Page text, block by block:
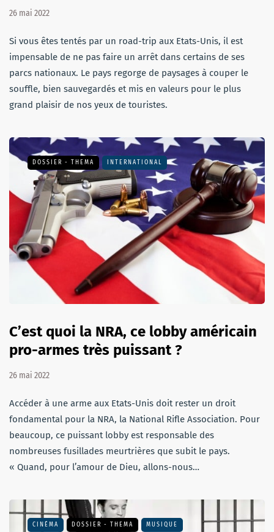
26 mai 2022
Si vous êtes tentés par un road-trip aux Etats-Unis, il est
impensable de ne pas faire un arrêt dans certains de ses
parcs nationaux. Le pays regorge de paysages à couper le
souffle, bien sauvegardés et mis en valeurs pour le plus
grand plaisir de nos yeux de touristes.
DOSSIER - THEMA INTERNATIONAL
C’est quoi la NRA, ce lobby américain
pro-armes très puissant ?
26 mai 2022
Accéder à une arme aux Etats-Unis doit rester un droit
fondamental pour la NRA, la National Rifle Association. Pour
beaucoup, ce puissant lobby est responsable des
nombreuses fusillades meurtrières que subit le pays.
« Quand, pour l’amour de Dieu, allons-nous…
CINÉMA DOSSIER - THEMA MUSIQUE